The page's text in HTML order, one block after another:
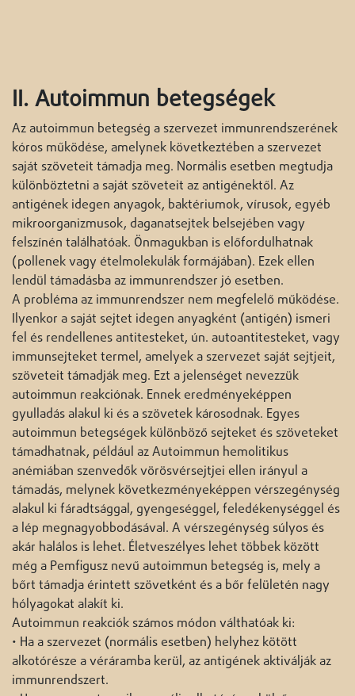
II. Autoimmun betegségek
Az autoimmun betegség a szervezet immunrendszerének
kóros működése, amelynek következtében a szervezet
saját szöveteit támadja meg. Normális esetben megtudja
különböztetni a saját szöveteit az antigénektől. Az
antigének idegen anyagok, baktériumok, vírusok, egyéb
mikroorganizmusok, daganatsejtek belsejében vagy
felszínén találhatóak. Önmagukban is előfordulhatnak
(pollenek vagy ételmolekulák formájában). Ezek ellen
lendül támadásba az immunrendszer jó esetben.
A probléma az immunrendszer nem megfelelő működése.
Ilyenkor a saját sejtet idegen anyagként (antigén) ismeri
fel és rendellenes antitesteket, ún. autoantitesteket, vagy
immunsejteket termel, amelyek a szervezet saját sejtjeit,
szöveteit támadják meg. Ezt a jelenséget nevezzük
autoimmun reakciónak. Ennek eredményeképpen
gyulladás alakul ki és a szövetek károsodnak. Egyes
autoimmun betegségek különböző sejteket és szöveteket
támadhatnak, például az Autoimmun hemolitikus
anémiában szenvedők vörösvérsejtjei ellen irányul a
támadás, melynek következményeképpen vérszegénység
alakul ki fáradtsággal, gyengeséggel, feledékenységgel és
a lép megnagyobbodásával. A vérszegénység súlyos és
akár halálos is lehet. Életveszélyes lehet többek között
még a Pemfigusz nevű autoimmun betegség is, mely a
bőrt támadja érintett szövetként és a bőr felületén nagy
hólyagokat alakít ki.
Autoimmun reakciók számos módon válthatóak ki:
• Ha a szervezet (normális esetben) helyhez kötött
alkotórésze a véráramba kerül, az antigének aktiválják az
immunrendszert.